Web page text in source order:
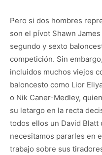
Pero si dos hombres
son el pívot Shawn
segundo y sexto
competición. Sin
incluidos muchos viejos
baloncesto como Lior
o Nik Caner-Medley,
su letargo en la recta
todos ellos un David Blatt
necesitamos pararles en
trabajo sobre sus